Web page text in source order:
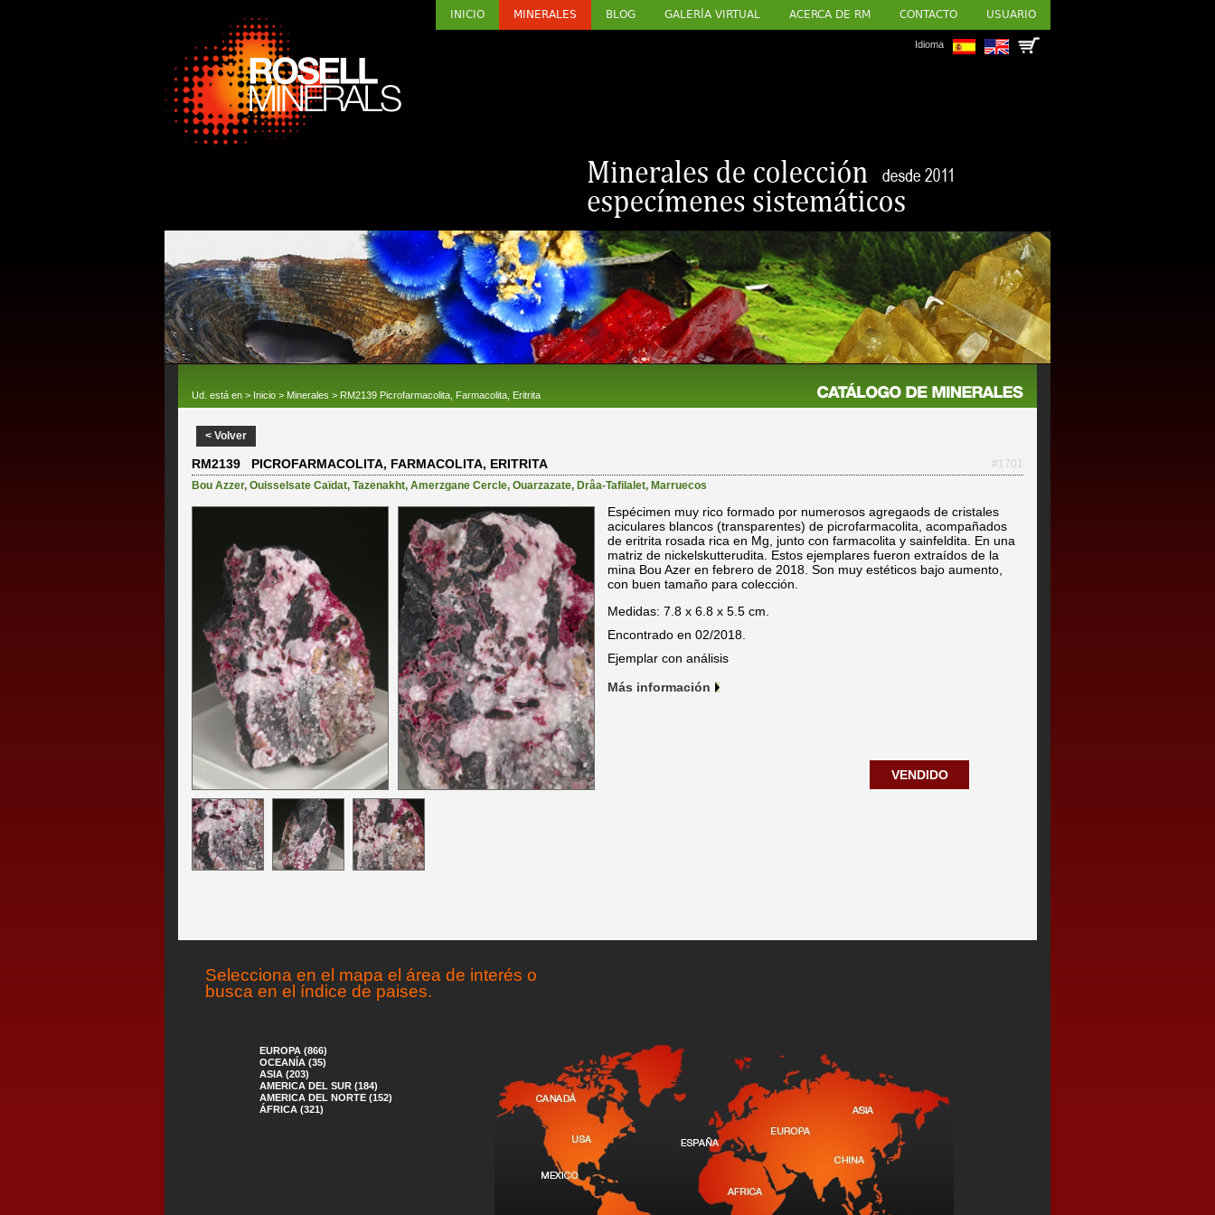
INICIO MINERALES BLOG GALERÍA VIRTUAL ACERCA DE RM CONTACTO USUARIO
Idioma
Ud. está en > Inicio > Minerales > RM2139 Picrofarmacolita, Farmacolita, Eritrita
< Volver
RM2139 PICROFARMACOLITA, FARMACOLITA, ERITRITA
#1701
Bou Azzer, Ouisselsate Caïdat, Tazenakht, Amerzgane Cercle, Ouarzazate, Drâa-Tafilalet, Marruecos
Espécimen muy rico formado por numerosos agregaods de cristales
aciculares blancos (transparentes) de picrofarmacolita, acompañados
de eritrita rosada rica en Mg, junto con farmacolita y sainfeldita. En una
matriz de nickelskutterudita. Estos ejemplares fueron extraídos de la
mina Bou Azer en febrero de 2018. Son muy estéticos bajo aumento,
con buen tamaño para colección.
Medidas: 7.8 x 6.8 x 5.5 cm.
Encontrado en 02/2018.
Ejemplar con análisis
Más información
VENDIDO
Selecciona en el mapa el área de interés o
busca en el índice de paises.
EUROPA (866)
OCEANÍA (35)
ASIA (203)
AMERICA DEL SUR (184)
AMERICA DEL NORTE (152)
ÁFRICA (321)